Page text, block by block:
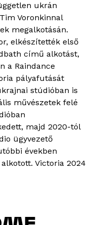
ukrán
Voronkinnal
megalkotásán.
elkészítették első
című alkotást,
a Raindance
pályafutását
stúdióban is
művészetek felé
majd 2020-tól
ügyvezető
években
Victoria 2024